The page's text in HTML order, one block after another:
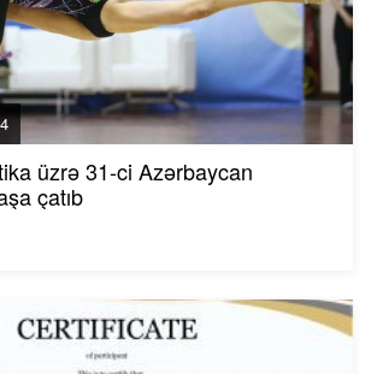
üzrə 31-ci Azərbaycan
çatıb